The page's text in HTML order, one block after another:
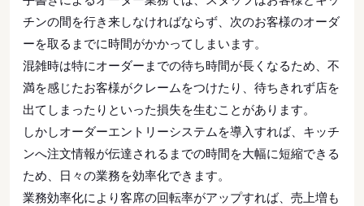
チンの間を行き来しなければならず、次のお客様のオーダ
ーを取るまでに時間がかかってしまいます。
混雑時は特にオーダーまでの待ち時間が長くなるため、不
満を感じたお客様がクレームをつけたり、待ちきれず店を
出てしまったりといった損失を生むことがあります。
しかしオーダーエントリーシステムを導入すれば、キッチ
ンへ注文情報が伝達されるまでの時間を大幅に短縮できる
ため、日々の業務を効率化できます。
業務効率化により客席の回転率がアップすれば、売上増も